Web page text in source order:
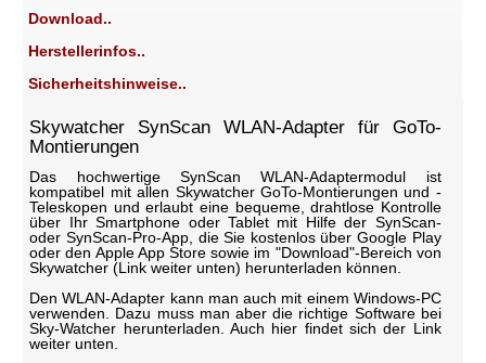
Download..
Herstellerinfos..
Sicherheitshinweise..
Skywatcher SynScan WLAN-Adapter für GoTo-
Montierungen
Das hochwertige SynScan WLAN-Adaptermodul ist
kompatibel mit allen Skywatcher GoTo-Montierungen und -
Teleskopen und erlaubt eine bequeme, drahtlose Kontrolle
über Ihr Smartphone oder Tablet mit Hilfe der SynScan-
oder SynScan-Pro-App, die Sie kostenlos über Google Play
oder den Apple App Store sowie im "Download"-Bereich von
Skywatcher (Link weiter unten) herunterladen können.
Den WLAN-Adapter kann man auch mit einem Windows-PC
verwenden. Dazu muss man aber die richtige Software bei
Sky-Watcher herunterladen. Auch hier findet sich der Link
weiter unten.